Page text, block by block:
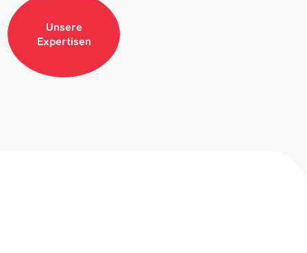
Unsere
Expertisen